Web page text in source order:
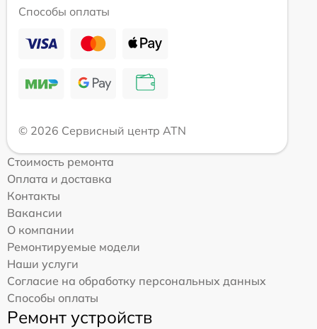
Способы оплаты
© 2026 Сервисный центр ATN
Стоимость ремонта
Оплата и доставка
Контакты
Вакансии
О компании
Ремонтируемые модели
Наши услуги
Согласие на обработку персональных данных
Способы оплаты
Ремонт устройств